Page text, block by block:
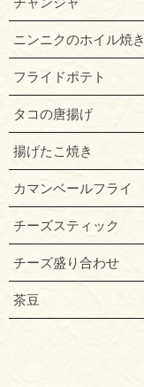
ニンニクのホイル焼き
フライドポテト
タコの唐揚げ
揚げたこ焼き
カマンベールフライ
チーズスティック
チーズ盛り合わせ
茶豆